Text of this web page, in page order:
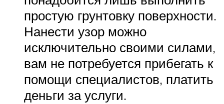
простую грунтовку поверхности.
Нанести узор можно
исключительно своими силами,
вам не потребуется прибегать к
помощи специалистов, платить
деньги за услуги.